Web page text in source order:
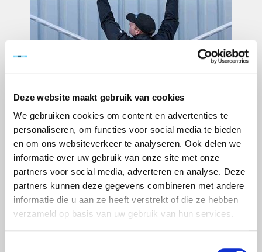
Deze website maakt gebruik van cookies
We gebruiken cookies om content en advertenties te
personaliseren, om functies voor social media te bieden
en om ons websiteverkeer te analyseren. Ook delen we
informatie over uw gebruik van onze site met onze
partners voor social media, adverteren en analyse. Deze
partners kunnen deze gegevens combineren met andere
informatie die u aan ze heeft verstrekt of die ze hebben
verzameld op basis van uw gebruik van hun services.